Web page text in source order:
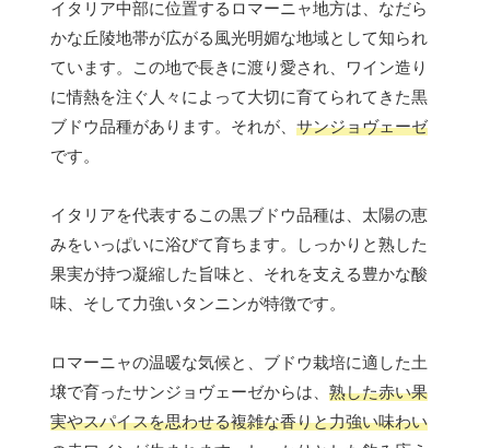
イタリア中部に位置するロマーニャ地方は、なだら
かな丘陵地帯が広がる風光明媚な地域として知られ
ています。この地で長きに渡り愛され、ワイン造り
に情熱を注ぐ人々によって大切に育てられてきた黒
ブドウ品種があります。それが、 サンジョヴェーゼ
です。
イタリアを代表するこの黒ブドウ品種は、太陽の恵
みをいっぱいに浴びて育ちます。しっかりと熟した
果実が持つ凝縮した旨味と、それを支える豊かな酸
味、そして力強いタンニンが特徴です。
ロマーニャの温暖な気候と、ブドウ栽培に適した土
壌で育ったサンジョヴェーゼからは、 熟した赤い果
実やスパイスを思わせる複雑な香りと力強い味わい